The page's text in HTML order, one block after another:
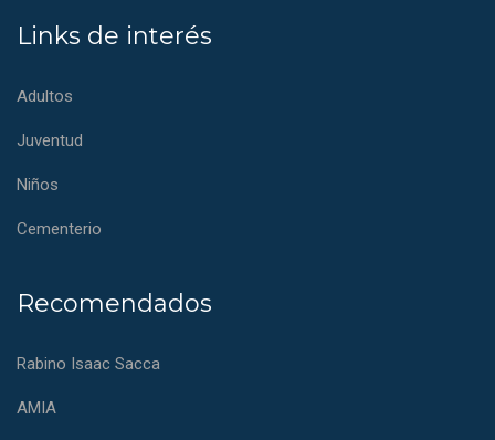
Links de interés
Adultos
Juventud
Niños
Cementerio
Recomendados
Rabino Isaac Sacca
AMIA